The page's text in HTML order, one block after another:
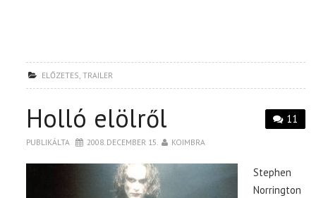
ELŐZETES,TRAILER
11
Holló elölről
PUBLIKÁLTA 2008. DECEMBER 15. KOIMBRA
Stephen
Norrington